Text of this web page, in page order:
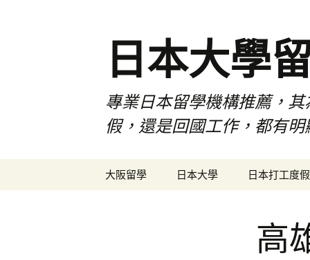
日本大學
專業日本留學機構推薦，
假，還是回國工作，都有
大阪留學 日本大學 日本打工度假
高